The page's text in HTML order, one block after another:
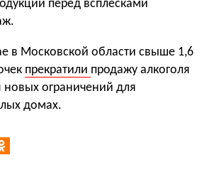
перед всплесками
в Московской области свыше 1,6
прекратили продажу алкоголя
новых ограничений для
домах.